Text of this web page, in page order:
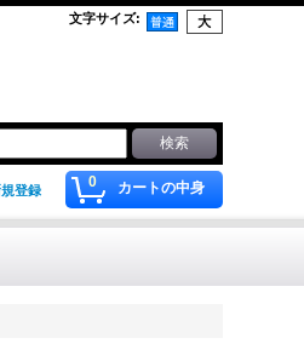
文字サイズ:
0 カートの中身
登録